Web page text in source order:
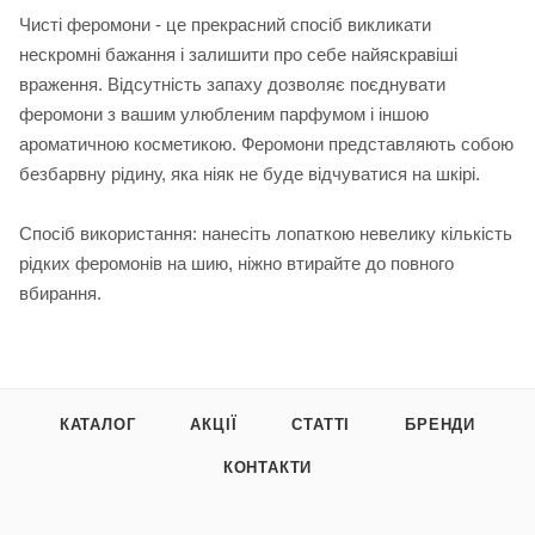
Чисті феромони - це прекрасний спосіб викликати
нескромні бажання і залишити про себе найяскравіші
враження. Відсутність запаху дозволяє поєднувати
феромони з вашим улюбленим парфумом і іншою
ароматичною косметикою. Феромони представляють собою
безбарвну рідину, яка ніяк не буде відчуватися на шкірі.
Спосіб використання: нанесіть лопаткою невелику кількість
рідких феромонів на шию, ніжно втирайте до повного
вбирання.
КАТАЛОГ АКЦІЇ СТАТТІ БРЕНДИ
КОНТАКТИ